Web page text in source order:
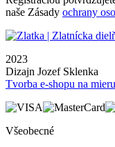
naše Zásady ochrany
2023
Dizajn Jozef Sklenka
Tvorba e-shopu na
Všeobecné